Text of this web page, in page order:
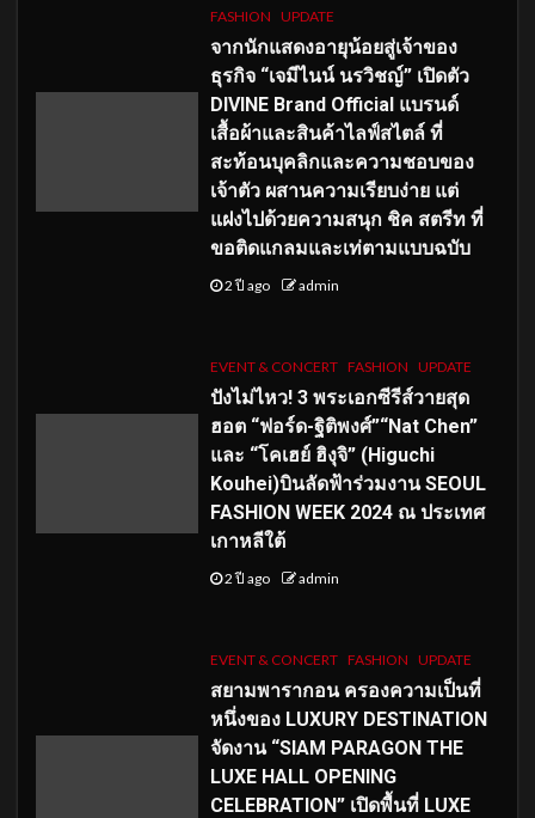
FASHION UPDATE
จากนักแสดงอายุน้อยสู่เจ้าของ
ธุรกิจ “เจมีไนน์ นรวิชญ์” เปิดตัว
DIVINE Brand Official แบรนด์
เสื้อผ้าและสินค้าไลฟ์สไตล์ ที่
สะท้อนบุคลิกและความชอบของ
เจ้าตัว ผสานความเรียบง่าย แต่
แฝงไปด้วยความสนุก ชิค สตรีท ที่
ขอติดแกลมและเท่ตามแบบฉบับ
2 ปี ago admin
EVENT & CONCERT FASHION UPDATE
ปังไม่ไหว! 3 พระเอกซีรีส์วายสุด
ฮอต “ฟอร์ด-ฐิติพงศ์”“Nat Chen”
และ “โคเฮย์ ฮิงุจิ” (Higuchi
Kouhei)บินลัดฟ้าร่วมงาน SEOUL
FASHION WEEK 2024 ณ ประเทศ
เกาหลีใต้
2 ปี ago admin
EVENT & CONCERT FASHION UPDATE
สยามพารากอน ครองความเป็นที่
หนึ่งของ LUXURY DESTINATION
จัดงาน “SIAM PARAGON THE
LUXE HALL OPENING
CELEBRATION” เปิดพื้นที่ LUXE